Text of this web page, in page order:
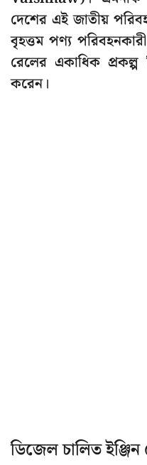
দেশের এই জাতীয়
বৃহত্তম পণ্য
রেলের একাধিক
করেন।
ডিজেল চালিত